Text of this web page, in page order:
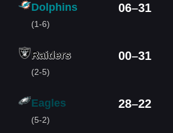
Dolphins
(1-6)
06–31
Raiders
(2-5)
00–31
Eagles
(5-2)
28–22